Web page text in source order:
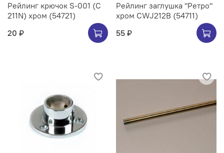
Рейлинг крючок S-001 (C
211N) хром (54721)
20 ₽
Рейлинг заглушка "Ретро"
хром CWJ212B (54711)
55 ₽